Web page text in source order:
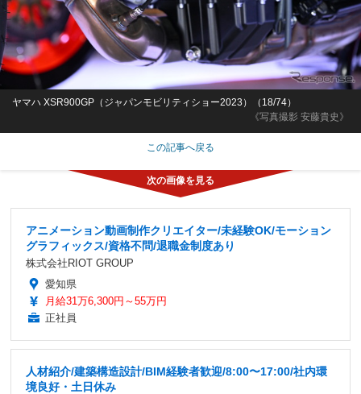
《写真撮影 安藤貴史》
ヤマハ XSR900GP（ジャパンモビリティショー2023）（18/74）
この記事へ戻る
アニメーション動画制作クリエイター/未経験OK/モーション
グラフィックス/資格不問/退職金制度あり
株式会社RIOT GROUP
愛知県
月給31万6,300円～55万円
正社員
人材紹介/建築構造設計/BIM経験者歓迎/8:00〜17:00/社内環
境良好・土日休み